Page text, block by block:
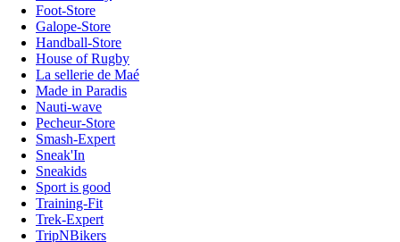
Foot-Store
Galope-Store
Handball-Store
House of Rugby
La sellerie de Maé
Made in Paradis
Nauti-wave
Pecheur-Store
Smash-Expert
Sneak'In
Sneakids
Sport is good
Training-Fit
Trek-Expert
TripNBikers